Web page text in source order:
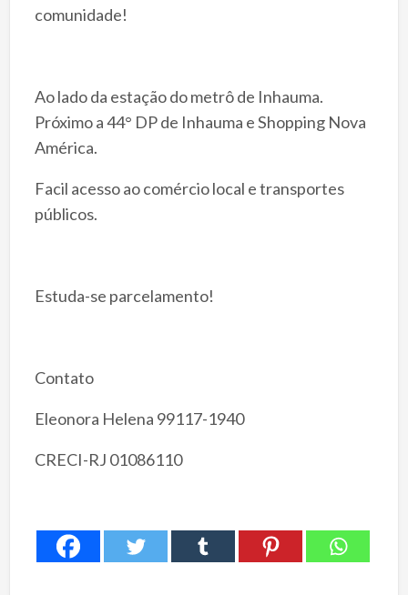
comunidade!
Ao lado da estação do metrô de Inhauma.
Próximo a 44° DP de Inhauma e Shopping Nova
América.
Facil acesso ao comércio local e transportes
públicos.
Estuda-se parcelamento!
Contato
Eleonora Helena 99117-1940
CRECI-RJ 01086110